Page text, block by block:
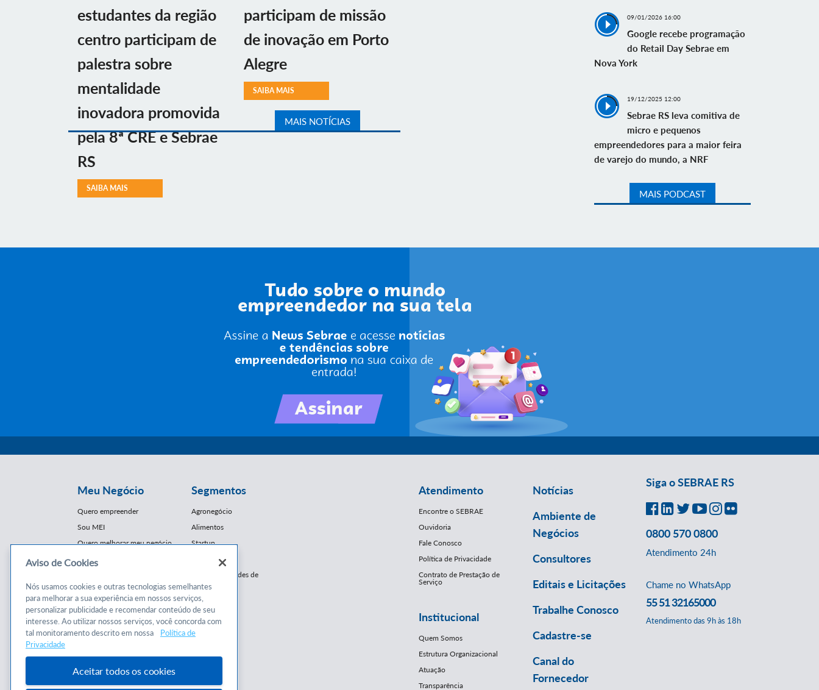
estudantes da região
centro participam de
palestra sobre
mentalidade
inovadora promovida
pela 8ª CRE e Sebrae
RS
SAIBA MAIS
participam de missão
de inovação em Porto
Alegre
SAIBA MAIS
MAIS NOTÍCIAS
09/01/2026 16:00
Google recebe programação
do Retail Day Sebrae em
Nova York
19/12/2025 12:00
Sebrae RS leva comitiva de
micro e pequenos
empreendedores para a maior feira
de varejo do mundo, a NRF
MAIS PODCAST
Meu Negócio
Quero empreender
Sou MEI
Quero melhorar meu negócio
Conteúdos
Cursos
Consultorias
Segmentos
Agronegócio
Alimentos
Startup
E-Commerce
Franquias / Redes de
Cooperação
Moda
Moveleiro
Saúde
Mercopar
Atendimento
Encontre o SEBRAE
Ouvidoria
Fale Conosco
Política de Privacidade
Contrato de Prestação de
Serviço
Institucional
Quem Somos
Estrutura Organizacional
Atuação
Transparência
Notícias
Ambiente de
Negócios
Consultores
Editais e Licitações
Trabalhe Conosco
Cadastre-se
Canal do
Fornecedor
Siga o SEBRAE RS
0800 570 0800
Atendimento 24h
Chame no WhatsApp
55 51 32165000
Atendimento das 9h às 18h
Aviso de Cookies
Nós usamos cookies e outras tecnologias semelhantes
para melhorar a sua experiência em nossos serviços,
personalizar publicidade e recomendar conteúdo de seu
interesse. Ao utilizar nossos serviços, você concorda com
tal monitoramento descrito em nossa
Política de
Privacidade
Aceitar todos os cookies